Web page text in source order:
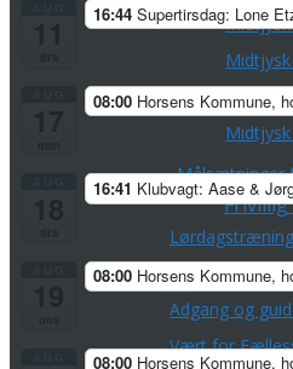
Målsætninger
Banelægning
Adgang og
Vært for
16:44 Supertirsdag: Lone
08:00 Horsens Kommune,
16:41 Klubvagt: Aase &
08:00 Horsens Kommune,
08:00 Horsens Kommune,